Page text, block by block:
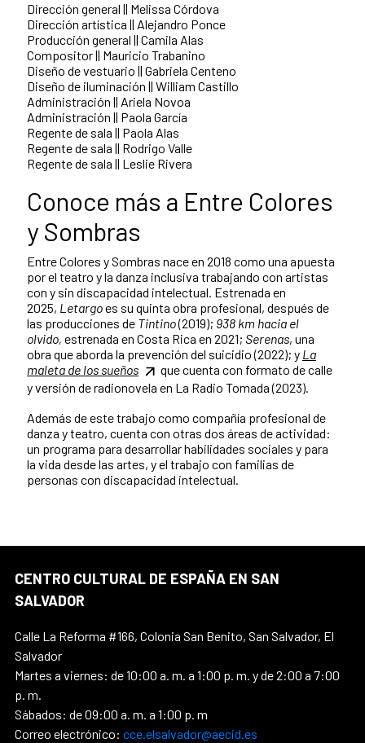
Dirección general || Melissa Córdova
Dirección artística || Alejandro Ponce
Producción general || Camila Alas
Compositor || Mauricio Trabanino
Diseño de vestuario || Gabriela Centeno
Diseño de iluminación || William Castillo
Administración || Ariela Novoa
Administración || Paola García
Regente de sala || Paola Alas
Regente de sala || Rodrigo Valle
Regente de sala || Leslie Rivera
Conoce más a Entre Colores
y Sombras
Entre Colores y Sombras nace en 2018 como una apuesta
por el teatro y la danza inclusiva trabajando con artistas
con y sin discapacidad intelectual. Estrenada en
2025, Letargoes su quinta obra profesional, después de
las producciones de Tintino(2019); 938 km hacia el
olvido, estrenada en Costa Rica en 2021; Serenas, una
obra que aborda la prevención del suicidio (2022); y La
maleta de los sueños
que cuenta con formato de calle
y versión de radionovela en La Radio Tomada (2023).
Además de este trabajo como compañía profesional de
danza y teatro, cuenta con otras dos áreas de actividad:
un programa para desarrollar habilidades sociales y para
la vida desde las artes, y el trabajo con familias de
personas con discapacidad intelectual.
CENTRO CULTURAL DE ESPAÑA EN SAN
SALVADOR
Calle La Reforma #166, Colonia San Benito, San Salvador, El
Salvador
Martes a viernes: de 10:00 a. m. a 1:00 p. m. y de 2:00 a 7:00
p. m.
Sábados: de 09:00 a. m. a 1:00 p. m
Correo electrónico: cce.elsalvador@aecid.es